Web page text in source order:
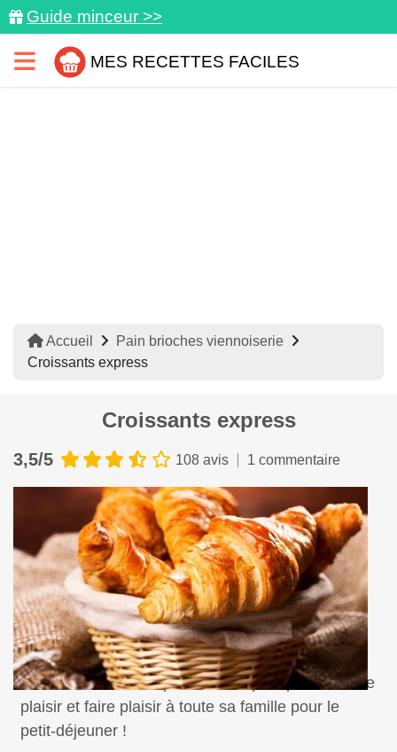
Guide minceur >>
MES RECETTES FACILES
Accueil
Pain brioches viennoiserie
Croissants express
Croissants express
3,5/5 108 avis 1 commentaire
Une recette très simple et très rapide pour se faire
plaisir et faire plaisir à toute sa famille pour le
petit-déjeuner !